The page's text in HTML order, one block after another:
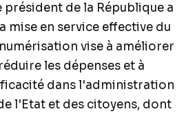
président de la République a
mise en service effective du
vise à améliorer
les dépenses et à
dans l'administration
l'Etat et des citoyens, dont